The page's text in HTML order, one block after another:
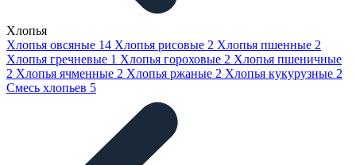
Хлопья
Хлопья овсяные 14 Хлопья рисовые 2 Хлопья пшенные 2
Хлопья гречневые 1 Хлопья гороховые 2 Хлопья пшеничные
2 Хлопья ячменные 2 Хлопья ржаные 2 Хлопья кукурузные 2
Смесь хлопьев 5